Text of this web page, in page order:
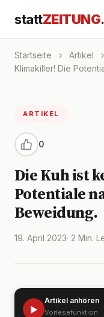
stattZEITUNG
Startseite › Artikel ›
Klimakiller! Die
ARTIKEL
0
Die Kuh ist
Potentiale
Beweidung.
19. April 2023· 2 Min.
▶
Artikel anhören
Vorlesefunktion